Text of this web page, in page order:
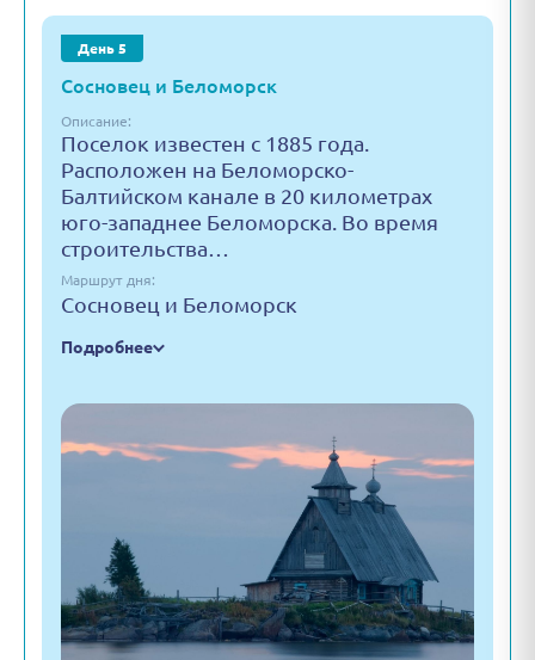
День 5
Сосновец и Беломорск
Описание:
Поселок известен с 1885 года.
Расположен на Беломорско-
Балтийском канале в 20 километрах
юго-западнее Беломорска. Во время
строительства…
Маршрут дня:
Сосновец и Беломорск
Подробнее